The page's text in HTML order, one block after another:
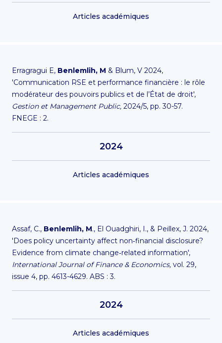
Articles académiques
Erragragui E, Benlemlih, M & Blum, V 2024,
'Communication RSE et performance financière : le rôle
modérateur des pouvoirs publics et de l’État de droit',
Gestion et Management Public, 2024/5, pp. 30-57.
FNEGE : 2.
2024
Articles académiques
Assaf, C., Benlemlih, M., El Ouadghiri, I., & Peillex, J. 2024,
'Does policy uncertainty affect non‐financial disclosure?
Evidence from climate change‐related information',
International Journal of Finance & Economics, vol. 29,
issue 4, pp. 4613-4629. ABS : 3.
2024
Articles académiques